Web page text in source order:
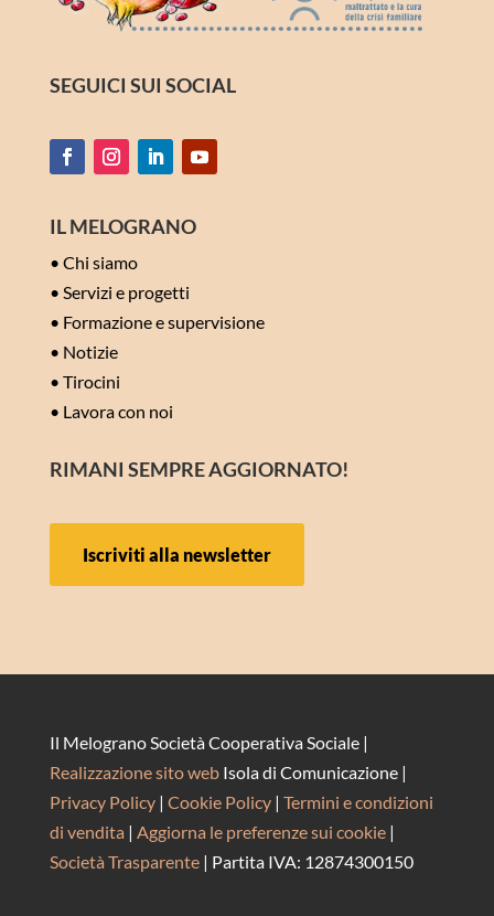
SEGUICI SUI SOCIAL
IL MELOGRANO
• Chi siamo
• Servizi e progetti
• Formazione e supervisione
• Notizie
• Tirocini
• Lavora con noi
RIMANI SEMPRE AGGIORNATO!
Iscriviti alla newsletter
Il Melograno Società Cooperativa Sociale |
Realizzazione sito web Isola di Comunicazione |
Privacy Policy | Cookie Policy | Termini e condizioni
di vendita | Aggiorna le preferenze sui cookie|
Società Trasparente | Partita IVA: 12874300150